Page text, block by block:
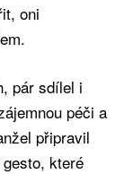
oni
pár sdílel i
péči a
připravil
které